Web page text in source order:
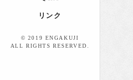
リンク
© 2019 ENGAKUJI
ALL RIGHTS RESERVED.